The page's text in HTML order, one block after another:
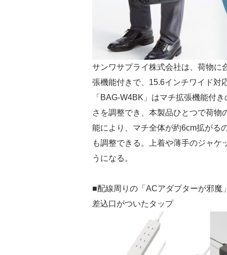
サンワサプライ株式会社は、荷物に
張機能付きで、15.6インチワイド対
「BAG-W4BK」はマチ拡張機能付
さを調整でき、本製品ひとつで荷物
能により、マチ全体が約6cm拡がる
も調整できる。上着や薄手のジャ
うになる。
■配線周りの「ACアダプターが邪魔
差込口がついたタップ